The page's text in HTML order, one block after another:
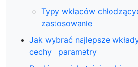
Typy wkładów
zastosowanie
Jak wybrać najlepsze
cechy i parametry